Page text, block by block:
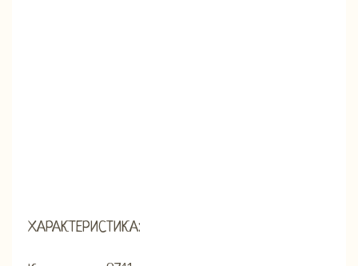
ХАРАКТЕРИСТИКА: